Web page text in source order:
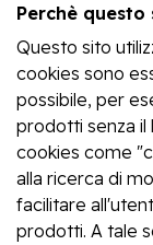
Perchè
Questo sito
cookies sono
possibile, per
prodotti senza il
cookies come
alla ricerca di
facilitare
prodotti. A tale